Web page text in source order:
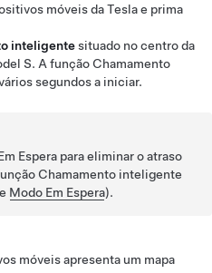
móveis da Tesla e prima
inteligentesituado no centro da
S. A função Chamamento
segundos a iniciar.
Espera para eliminar o atraso
Chamamento inteligente
Modo Em Espera).
móveis apresenta um mapa